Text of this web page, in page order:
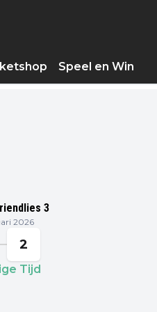
Speel en Win
3
2026
2
Tijd